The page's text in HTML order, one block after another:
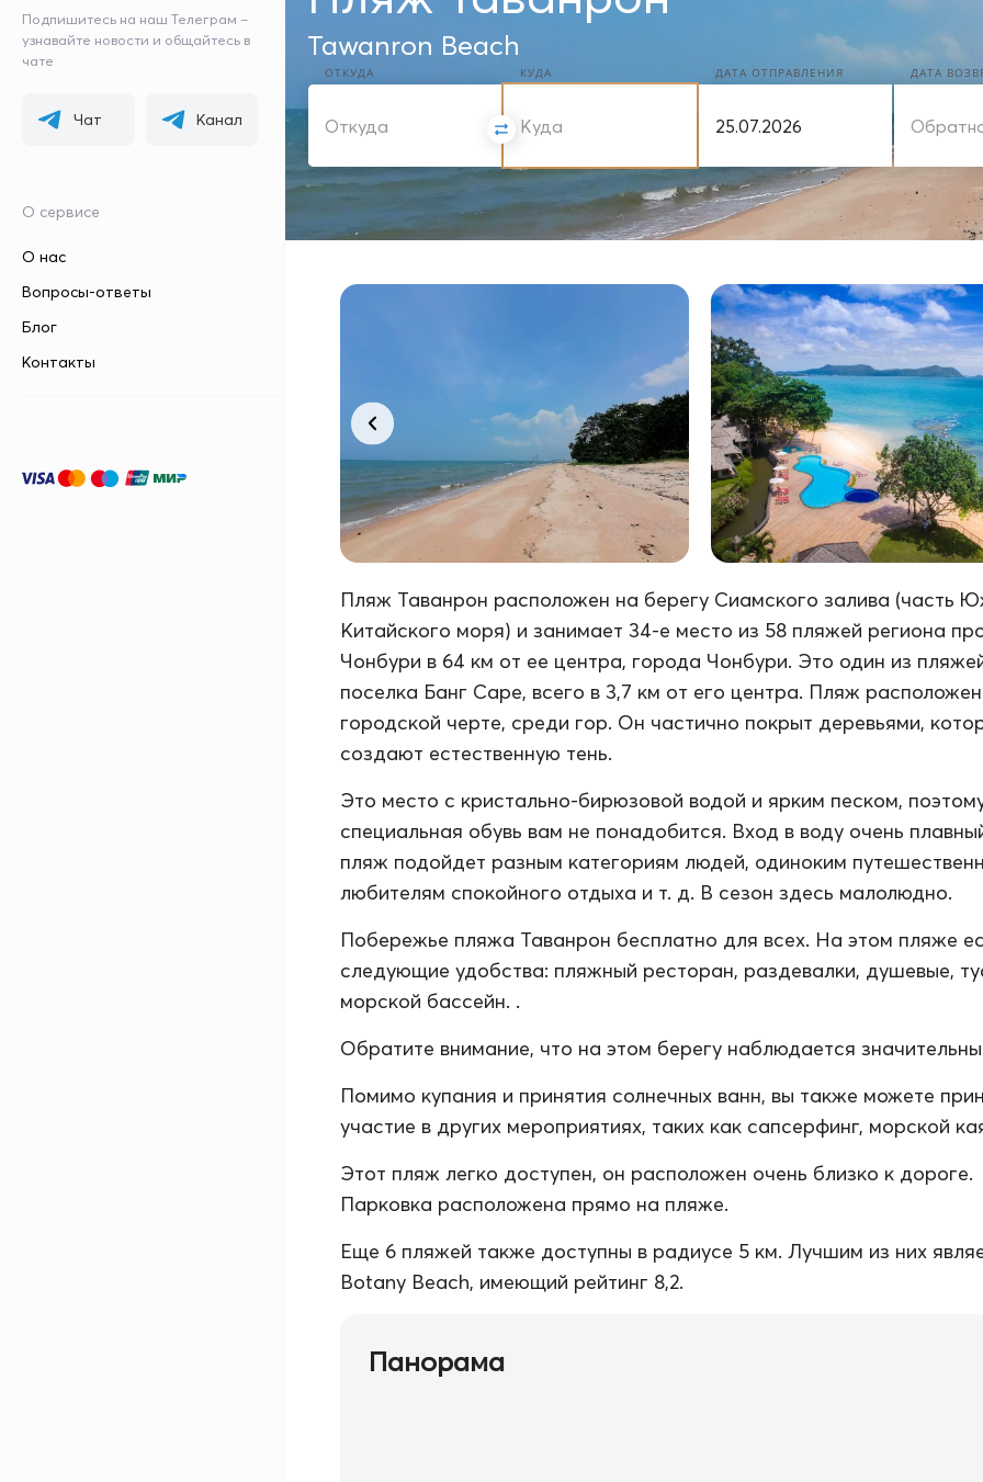
Подпишитесь на наш Телеграм –
узнавайте новости и общайтесь в
чате
Чат Канал
О сервисе
О нас
Вопросы-ответы
Блог
Контакты
Tawanron Beach
ОТКУДА КУДА ДАТА ОТПРАВЛЕНИЯ ДАТА
Пляж Таванрон расположен на берегу Сиамского залива (часть
Китайского моря) и занимает 34-е место из 58 пляжей региона
Чонбури в 64 км от ее центра, города Чонбури. Это один из
поселка Банг Саре, всего в 3,7 км от его центра. Пляж
городской черте, среди гор. Он частично покрыт деревьями,
создают естественную тень.
Это место с кристально-бирюзовой водой и ярким песком,
специальная обувь вам не понадобится. Вход в воду очень
пляж подойдет разным категориям людей, одиноким
любителям спокойного отдыха и т. д. В сезон здесь малолюдно.
Побережье пляжа Таванрон бесплатно для всех. На этом пляже
следующие удобства: пляжный ресторан, раздевалки, душевые,
морской бассейн. .
Обратите внимание, что на этом берегу наблюдается
Помимо купания и принятия солнечных ванн, вы также можете
участие в других мероприятиях, таких как сапсерфинг, морской
Этот пляж легко доступен, он расположен очень близко к дороге.
Парковка расположена прямо на пляже.
Еще 6 пляжей также доступны в радиусе 5 км. Лучшим из них
Botany Beach, имеющий рейтинг 8,2.
Панорама